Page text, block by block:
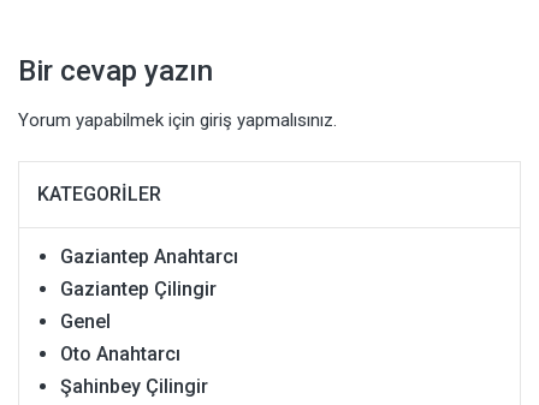
Bir cevap yazın
Yorum yapabilmek için giriş yapmalısınız.
KATEGORILER
Gaziantep Anahtarcı
Gaziantep Çilingir
Genel
Oto Anahtarcı
Şahinbey Çilingir